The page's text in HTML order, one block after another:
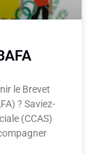
le Brevet
? Saviez-
(CCAS)